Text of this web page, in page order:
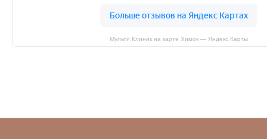
Мульти Клиник на карте Химок — Яндекс Карты